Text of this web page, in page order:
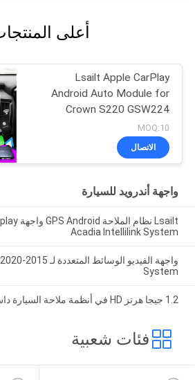
أعلى
Lsailt Apple CarPlay
Android Auto Module for
Crown S220 GSW224
الهاتف المحمول المرآة،
الكاميرا العكسية
MOQ:10
الاتصال
واجهة أندرويد للسيارة
Acadia Intellilink System
System
1.2 جيجا هرتز HD في أنظمة ملاحة السيارة داش لدعم Citroen TMC
فئات شعبية